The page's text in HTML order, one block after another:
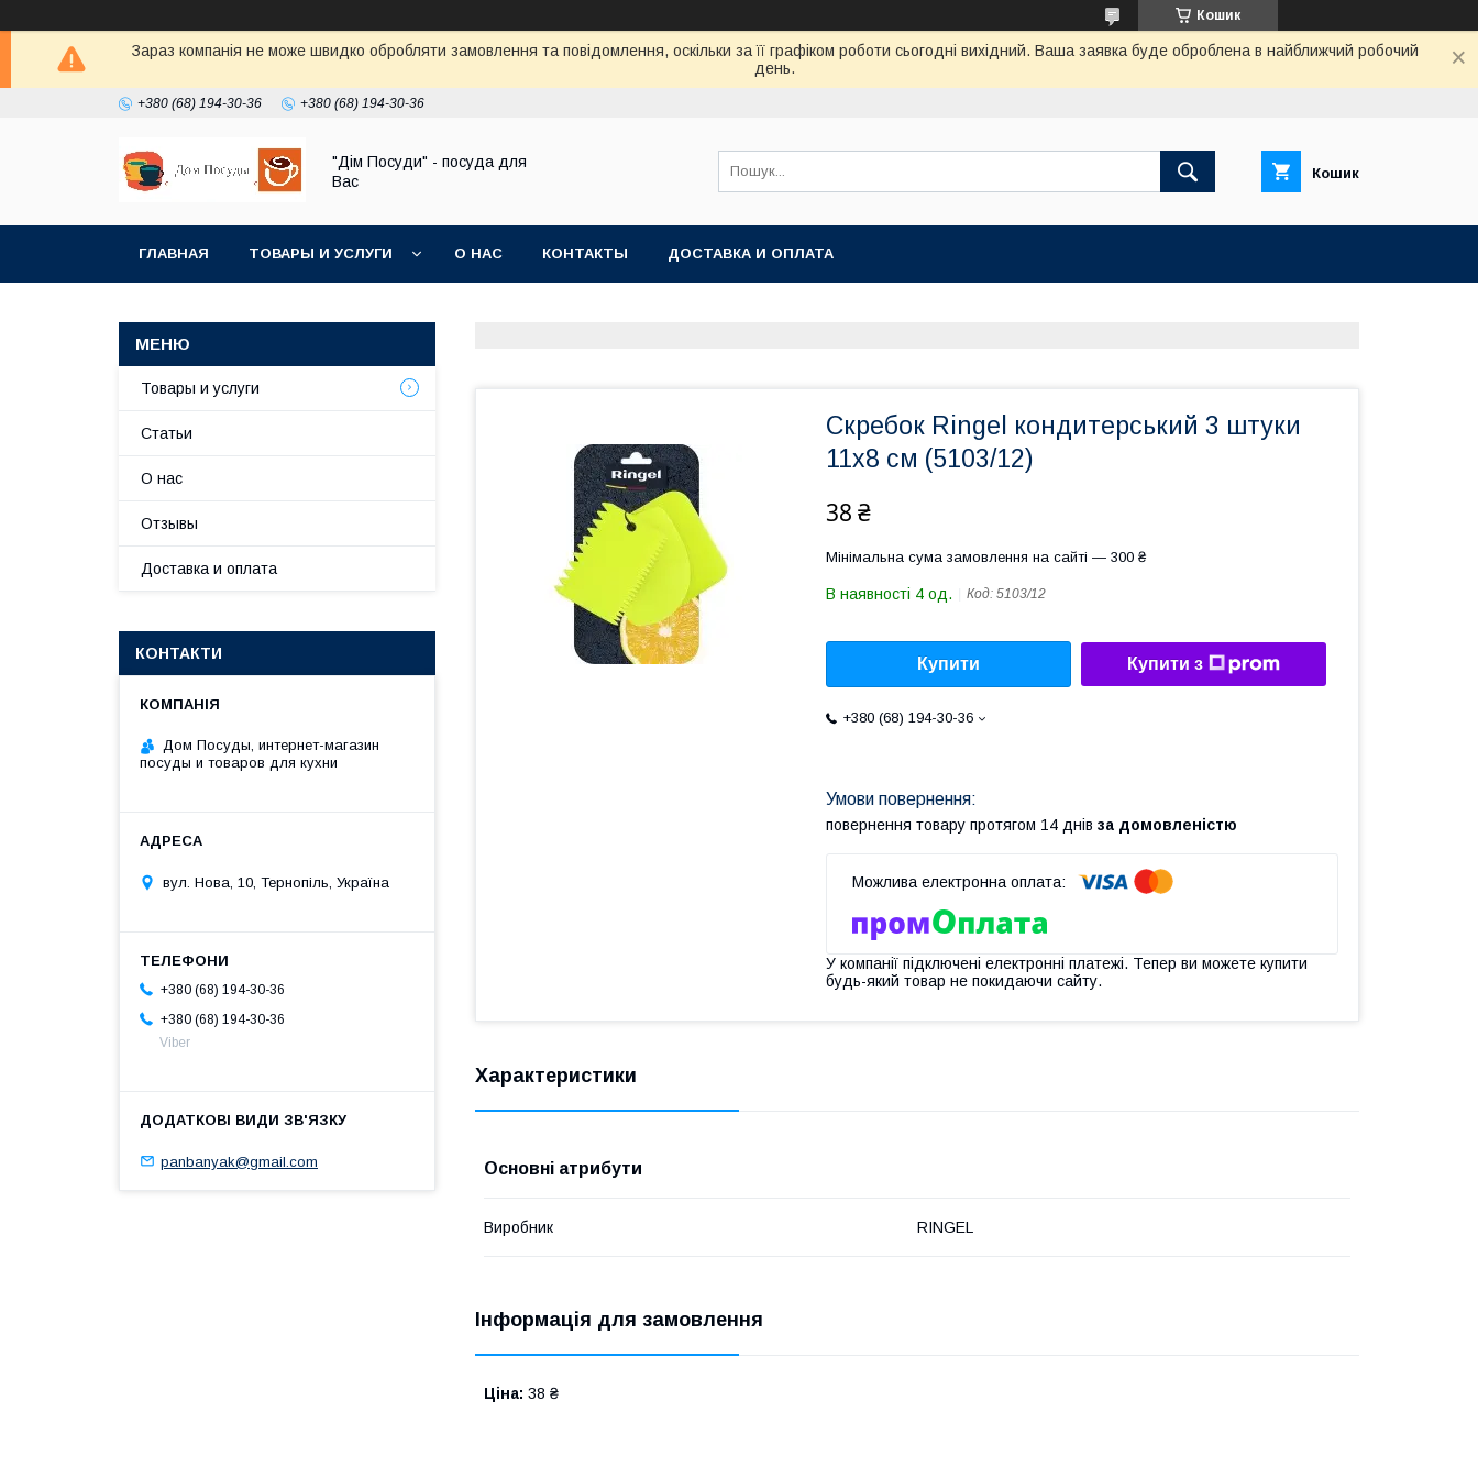
Кошик
Зараз компанія не може швидко обробляти замовлення та повідомлення, оскільки за її графіком роботи сьогодні вихідний. Ваша заявка буде оброблена в найближчий робочий
день.
+380 (68) 194-30-36 +380 (68) 194-30-36
"Дім Посуди" - посуда для
Вас
Кошик
ГЛАВНАЯ ТОВАРЫ И УСЛУГИ О НАС КОНТАКТЫ ДОСТАВКА И ОПЛАТА
Скребок Ringel кондитерський 3 штуки
11х8 см (5103/12)
38 ₴
Мінімальна сума замовлення на сайті — 300 ₴
В наявності 4 од. Код: 5103/12
Купити Купити з
+380 (68) 194-30-36
повернення товару протягом 14 днів за домовленістю
У компанії підключені електронні платежі. Тепер ви можете купити
будь-який товар не покидаючи сайту.
Характеристики
Основні атрибути
Виробник RINGEL
Інформація для замовлення
Ціна: 38 ₴
Товары и услуги
Статьи
О нас
Отзывы
Доставка и оплата
КОНТАКТИ
Дом Посуды, интернет-магазин
посуды и товаров для кухни
вул. Нова, 10, Тернопіль, Україна
+380 (68) 194-30-36
+380 (68) 194-30-36
Viber
panbanyak@gmail.com